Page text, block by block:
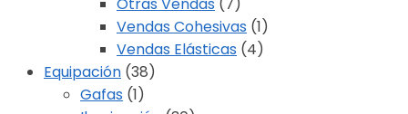
Otras Vendas (7)
Vendas Cohesivas (1)
Vendas Elásticas (4)
Equipación (38)
Gafas (1)